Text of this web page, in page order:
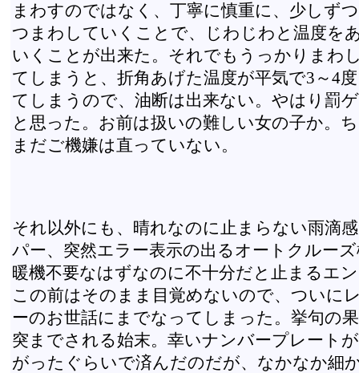
まわすのではなく、丁寧に慎重に、少しず
つまわしていくことで、じわじわと温度を
いくことが出来た。それでもうっかりまわ
てしまうと、折角あげた温度が平気で3～4
てしまうので、油断は出来ない。やはり罰
と思った。お前は扱いの難しい女の子か。
まだご機嫌は直っていない。
それ以外にも、晴れなのに止まらない雨滴
パー、突然エラー表示の出るオートクルー
暖機不要なはずなのに不十分だと止まるエ
この前はそのまま目覚めないので、ついに
ーのお世話にまでなってしまった。挙句の
突までされる始末。幸いナンバープレート
がったぐらいで済んだのだが、なかなか細